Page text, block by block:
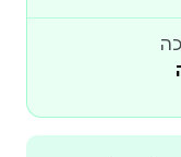
רומנטיות, על
כשמישהי
בתוך סיפור